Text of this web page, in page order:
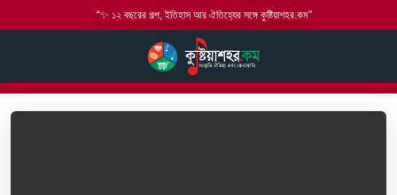
“✨ ১২ বছরের গল্প, ইতিহাস আর ঐতিহ্যের সঙ্গে কুষ্টিয়াশহর.কম”
বিজয় দিবস কি?